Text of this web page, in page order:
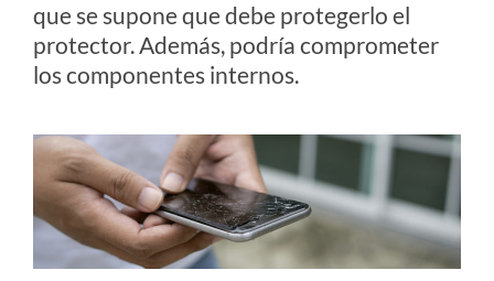
que se supone que debe protegerlo el
protector. Además, podría comprometer
los componentes internos.